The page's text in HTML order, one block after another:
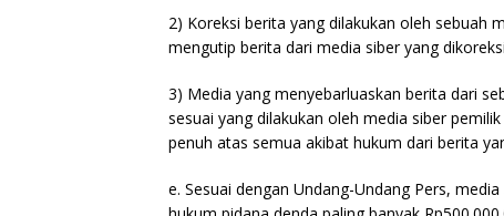
2) Koreksi berita yang dilakukan oleh sebuah
mengutip berita dari media siber yang
3) Media yang menyebarluaskan berita dari
sesuai yang dilakukan oleh media siber
penuh atas semua akibat hukum dari berita
e. Sesuai dengan Undang-Undang Pers,